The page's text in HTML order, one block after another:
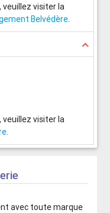
visiter la
Belvédère.
keyboard_arrow_up
visiter la
.
avec toute marque